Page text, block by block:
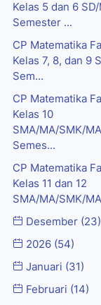
Kelas 5 dan 6 SD/
Semester ...
CP Matematika
Kelas 7, 8, dan 9
Sem...
CP Matematika
Kelas 10
SMA/MA/SMK/
Semes...
CP Matematika
Kelas 11 dan 12
SMA/MA/SMK/
Desember (23)
2026 (54)
Januari (31)
Februari (14)